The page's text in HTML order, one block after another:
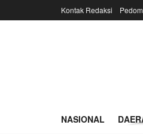
Kontak Redaksi
NASIONAL